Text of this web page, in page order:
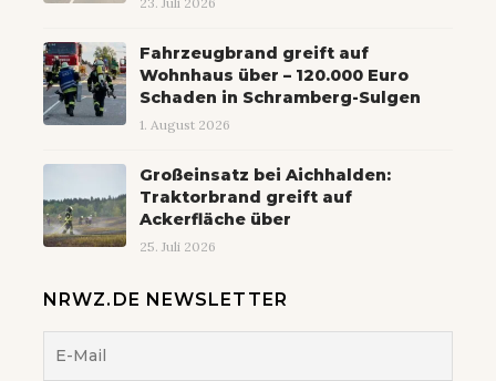
Fahrzeugbrand greift auf
Wohnhaus über – 120.000 Euro
Schaden in Schramberg-Sulgen
1. August 2026
Großeinsatz bei Aichhalden:
Traktorbrand greift auf
Ackerfläche über
25. Juli 2026
NRWZ.DE NEWSLETTER